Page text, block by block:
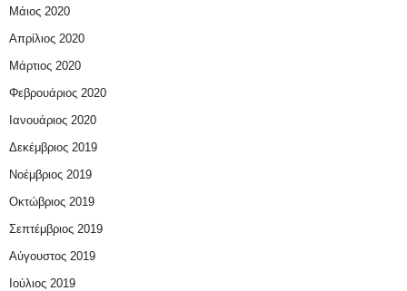
Μάιος 2020
Απρίλιος 2020
Μάρτιος 2020
Φεβρουάριος 2020
Ιανουάριος 2020
Δεκέμβριος 2019
Νοέμβριος 2019
Οκτώβριος 2019
Σεπτέμβριος 2019
Αύγουστος 2019
Ιούλιος 2019